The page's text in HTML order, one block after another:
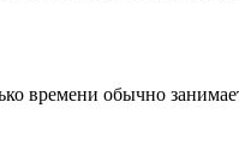
времени обычно